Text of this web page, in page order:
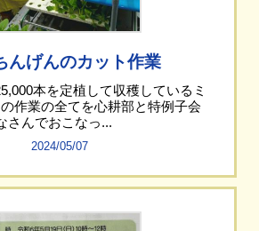
んげんのカット作業
本を定植して収穫しているミ
作業の全てを心耕部と特例子会
さんでおこなっ...
2024/05/07